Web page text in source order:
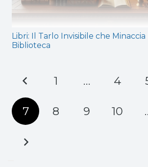
Libri: Il Tarlo Invisibile che Minaccia
Biblioteca
1 … 4
7 8 9 10